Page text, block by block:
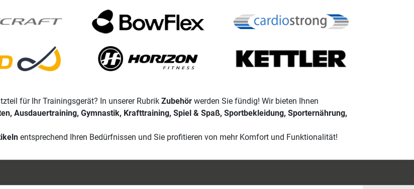
für Ihr Trainingsgerät? In unserer Rubrik Zubehör werden Sie fündig! Wir bieten Ihnen
Ausdauertraining, Gymnastik, Krafttraining, Spiel & Spaß, Sportbekleidung, Sporternährung,
entsprechend Ihren Bedürfnissen und Sie profitieren von mehr Komfort und Funktionalität!